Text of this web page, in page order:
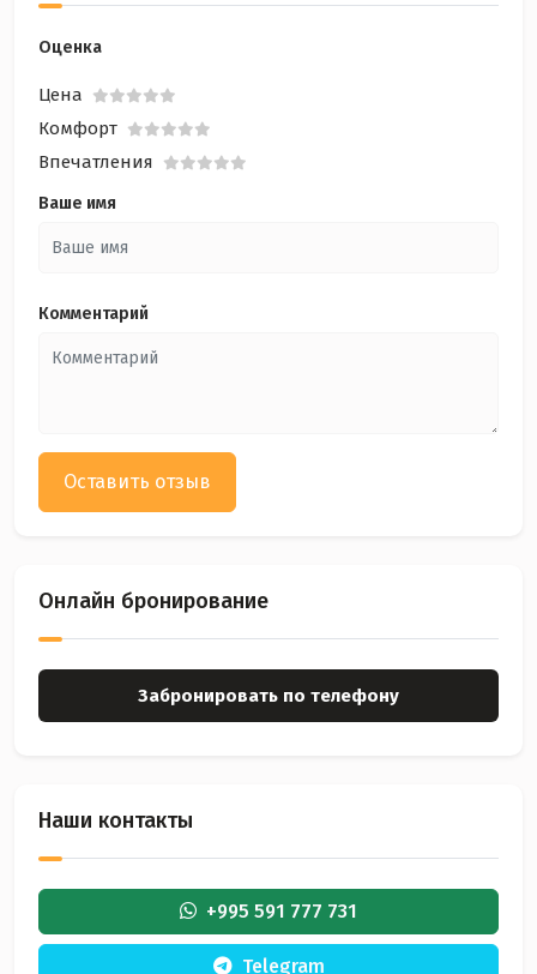
Оценка
Цена
Комфорт
Впечатления
Ваше имя
Комментарий
Оставить отзыв
Онлайн бронирование
Забронировать по телефону
Наши контакты
+995 591 777 731
Telegram